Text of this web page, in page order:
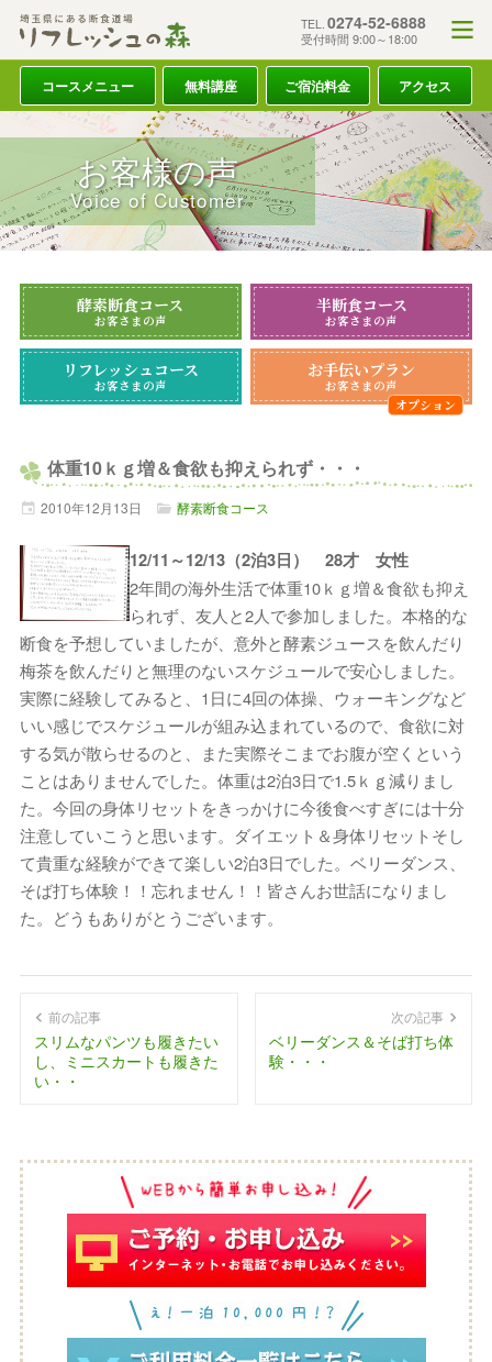
TEL. 0274-52-6888
受付時間 9:00～18:00
コースメニュー 無料講座 ご宿泊料金 アクセス
お客様の声
Voice of Customer
酵素断食コース
お客さまの声
半断食コース
お客さまの声
リフレッシュコース
お客さまの声
お手伝いプラン
お客さまの声
体重10ｋｇ増＆食欲も抑えられず・・・
2010年12月13日 酵素断食コース
12/11～12/13（2泊3日） 28才 女性
2年間の海外生活で体重10ｋｇ増＆食欲も抑え
られず、友人と2人で参加しました。本格的な
断食を予想していましたが、意外と酵素ジュースを飲んだり
梅茶を飲んだりと無理のないスケジュールで安心しました。
実際に経験してみると、1日に4回の体操、ウォーキングなど
いい感じでスケジュールが組み込まれているので、食欲に対
する気が散らせるのと、また実際そこまでお腹が空くという
ことはありませんでした。体重は2泊3日で1.5ｋｇ減りまし
た。今回の身体リセットをきっかけに今後食べすぎには十分
注意していこうと思います。ダイエット＆身体リセットそし
て貴重な経験ができて楽しい2泊3日でした。ベリーダンス、
そば打ち体験！！忘れません！！皆さんお世話になりまし
た。どうもありがとうございます。
前の記事
スリムなパンツも履きたい
し、ミニスカートも履きた
い・・
次の記事
ベリーダンス＆そば打ち体
験・・・